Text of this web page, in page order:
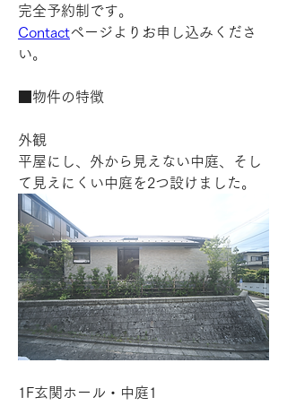
完全予約制です。
Contactページよりお申し込みくださ
い。
■物件の特徴
外観
平屋にし、外から見えない中庭、そし
て見えにくい中庭を2つ設けました。
1F玄関ホール・中庭1